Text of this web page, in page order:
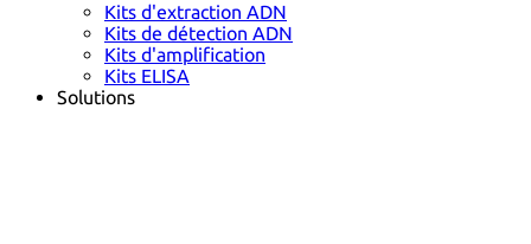
Kits d'extraction ADN
Kits de détection ADN
Kits d'amplification
Kits ELISA
Solutions